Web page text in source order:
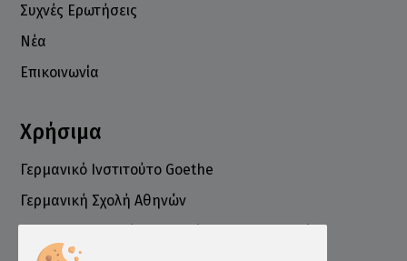
Συχνές Ερωτήσεις
Νέα
Επικοινωνία
Χρήσιμα
Γερμανικό Ινστιτούτο Goethe
Γερμανική Σχολή Αθηνών
Επιμελητήριο